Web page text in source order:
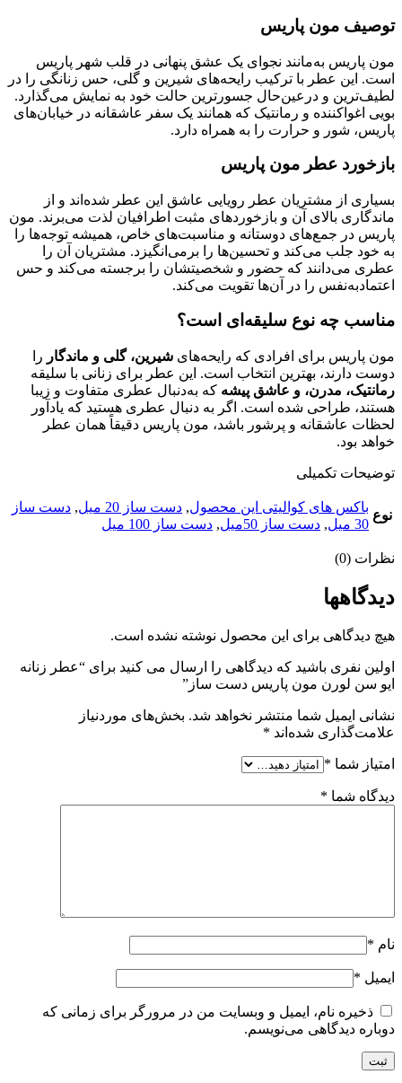
توصیف مون پاریس
مون پاریس به‌مانند نجوای یک عشق پنهانی در قلب شهر پاریس
است. این عطر با ترکیب رایحه‌های شیرین و گلی، حس زنانگی را در
لطیف‌ترین و درعین‌حال جسورترین حالت خود به نمایش می‌گذارد.
بویی اغواکننده و رمانتیک که همانند یک سفر عاشقانه در خیابان‌های
پاریس، شور و حرارت را به همراه دارد.
بازخورد عطر مون پاریس
بسیاری از مشتریان عطر رویایی عاشق این عطر شده‌اند و از
ماندگاری بالای آن و بازخوردهای مثبت اطرافیان لذت می‌برند. مون
پاریس در جمع‌های دوستانه و مناسبت‌های خاص، همیشه توجه‌ها را
به خود جلب می‌کند و تحسین‌ها را برمی‌انگیزد. مشتریان آن را
عطری می‌دانند که حضور و شخصیتشان را برجسته می‌کند و حس
اعتمادبه‌نفس را در آن‌ها تقویت می‌کند.
مناسب چه نوع سلیقه‌ای است؟
مون پاریس برای افرادی که رایحه‌های شیرین، گلی و ماندگار را
دوست دارند، بهترین انتخاب است. این عطر برای زنانی با سلیقه
رمانتیک، مدرن، و عاشق پیشه که به‌دنبال عطری متفاوت و زیبا
هستند، طراحی شده است. اگر به دنبال عطری هستید که یادآور
لحظات عاشقانه و پرشور باشد، مون پاریس دقیقاً همان عطر
خواهد بود.
توضیحات تکمیلی
نوع
باکس های کوالیتی این محصول, دست ساز 20 میل , دست ساز
30 میل
, دست ساز 50میل , دست ساز 100 میل
نظرات (0)
دیدگاهها
هیچ دیدگاهی برای این محصول نوشته نشده است.
اولین نفری باشید که دیدگاهی را ارسال می کنید برای “عطر زنانه
ایو سن لورن مون پاریس دست ساز”
نشانی ایمیل شما منتشر نخواهد شد. بخش‌های موردنیاز
علامت‌گذاری شده‌اند *
امتیاز شما *
دیدگاه شما *
نام *
ایمیل *
ذخیره نام، ایمیل و وبسایت من در مرورگر برای زمانی که
دوباره دیدگاهی می‌نویسم.